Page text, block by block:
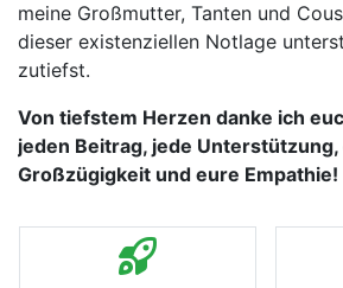
meine Großmutter, Tanten und
dieser existenziellen Notlage
zutiefst.
Von tiefstem Herzen danke ich
jeden Beitrag, jede Unterstützung,
Großzügigkeit und eure Empathie!